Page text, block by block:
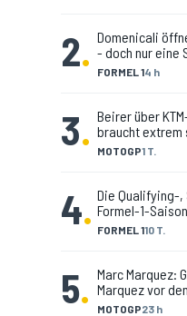
2. FORMEL 14 h
Domenicali
- doch nur eine
3. MOTOGP1 T.
Beirer über
braucht extrem
4. FORMEL 110 T.
Die Qualifying-,
Formel-1-
5. MOTOGP23 h
Marc Marquez:
Marquez vor